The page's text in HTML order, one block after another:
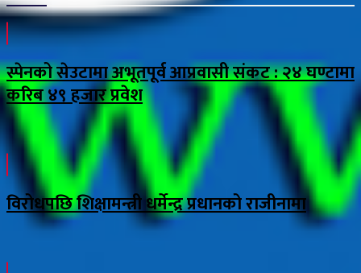
स्पेनको सेउटामा अभूतपूर्व आप्रवासी संकट : २४ घण्टामा
करिब ४९ हजार प्रवेश
विरोधपछि शिक्षामन्त्री धर्मेन्द्र प्रधानको राजीनामा